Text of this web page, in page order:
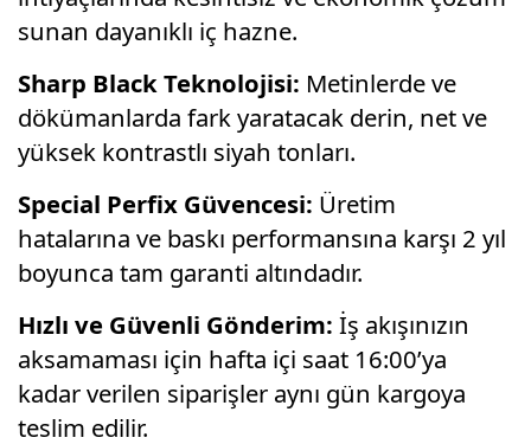
sunan dayanıklı iç hazne.
Sharp Black Teknolojisi: Metinlerde ve
dökümanlarda fark yaratacak derin, net ve
yüksek kontrastlı siyah tonları.
Special Perfix Güvencesi: Üretim
hatalarına ve baskı performansına karşı 2 yıl
boyunca tam garanti altındadır.
Hızlı ve Güvenli Gönderim: İş akışınızın
aksamaması için hafta içi saat 16:00’ya
kadar verilen siparişler aynı gün kargoya
teslim edilir.